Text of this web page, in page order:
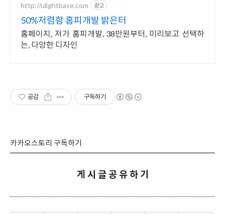
http://ulightbase.com 광고
50%저렴함 홈피개발 밝은터
홈페이지, 저가 홈피개발, 38만원부터, 미리보고 선택하
는, 다양한 디자인
공감 구독하기
카카오스토리 구독하기
게 시 글 공 유 하 기